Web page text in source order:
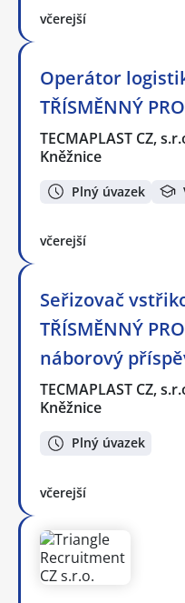
včerejší
Operátor
TŘÍSMĚNNÝ
TECMAPLAST CZ,
Kněžnice
Plný úvazek
včerejší
Seřizovač
TŘÍSMĚNNÝ
náborový
TECMAPLAST CZ,
Kněžnice
Plný úvazek
včerejší